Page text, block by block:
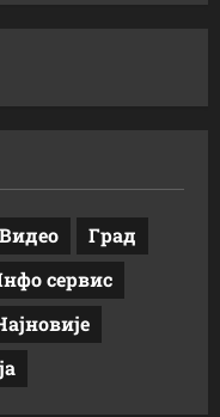
Видео
Град
сервис